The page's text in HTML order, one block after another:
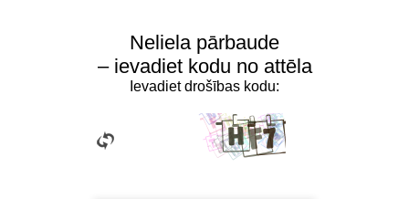
Neliela pārbaude
– ievadiet kodu no attēla
Ievadiet drošības kodu: